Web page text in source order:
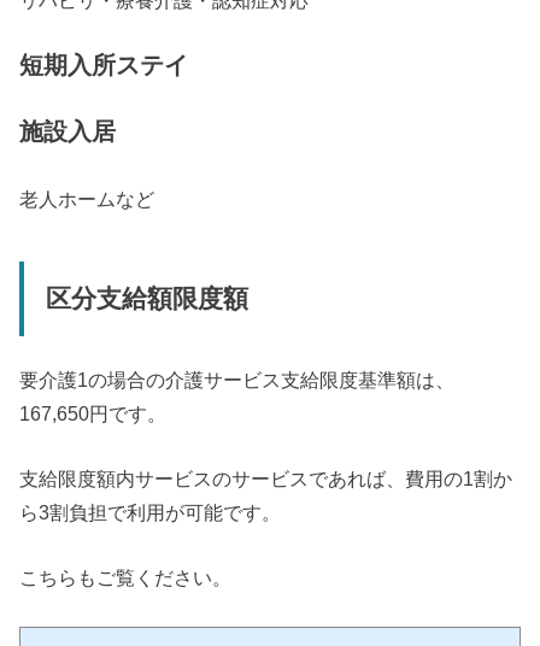
短期入所ステイ
施設入居
老人ホームなど
区分支給額限度額
要介護1の場合の介護サービス支給限度基準額は、
167,650円です。
支給限度額内サービスのサービスであれば、費用の1割か
ら3割負担で利用が可能です。
こちらもご覧ください。